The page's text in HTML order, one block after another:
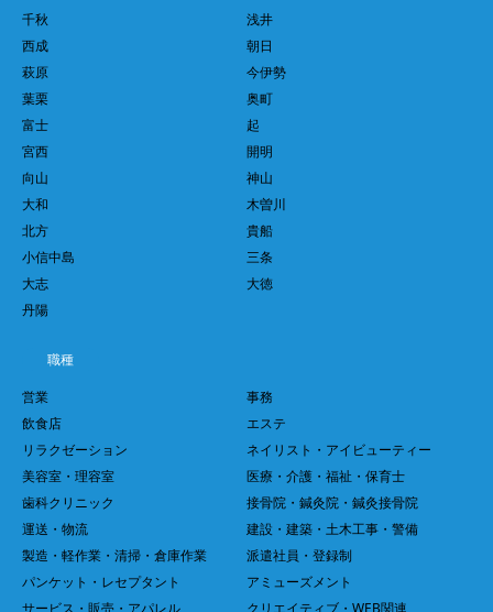
千秋
浅井
西成
朝日
萩原
今伊勢
葉栗
奥町
富士
起
宮西
開明
向山
神山
大和
木曽川
北方
貴船
小信中島
三条
大志
大徳
丹陽
職種
営業
事務
飲食店
エステ
リラクゼーション
ネイリスト・アイビューティー
美容室・理容室
医療・介護・福祉・保育士
歯科クリニック
接骨院・鍼灸院・鍼灸接骨院
運送・物流
建設・建築・土木工事・警備
製造・軽作業・清掃・倉庫作業
派遣社員・登録制
パンケット・レセプタント
アミューズメント